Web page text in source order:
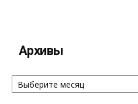
Архивы
Архивы